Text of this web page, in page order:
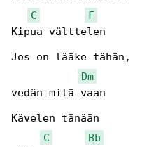
C
F
Kipua välttelen
Jos on lääke tähän,
Dm
vedän mitä vaan
Kävelen tänään
C
Bb